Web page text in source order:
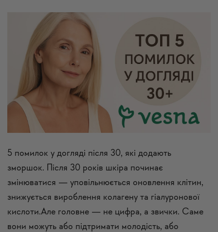
5 помилок у догляді після 30, які додають
зморшок. Після 30 років шкіра починає
змінюватися — уповільнюється оновлення клітин,
знижується вироблення колагену та гіалуронової
кислоти.Але головне — не цифра, а звички. Саме
вони можуть або підтримати молодість, або